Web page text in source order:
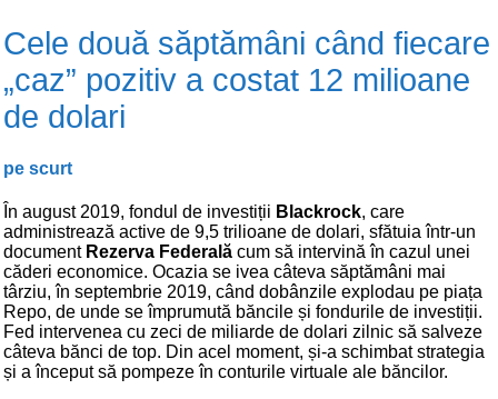
Cele două săptămâni când fiecare
„caz” pozitiv a costat 12 milioane
de dolari
pe scurt
În august 2019, fondul de investiții Blackrock, care
administrează active de 9,5 trilioane de dolari, sfătuia într-un
document Rezerva Federală cum să intervină în cazul unei
căderi economice. Ocazia se ivea câteva săptămâni mai
târziu, în septembrie 2019, când dobânzile explodau pe piața
Repo, de unde se împrumută băncile și fondurile de investiții.
Fed intervenea cu zeci de miliarde de dolari zilnic să salveze
câteva bănci de top. Din acel moment, și-a schimbat strategia
și a început să pompeze în conturile virtuale ale băncilor.